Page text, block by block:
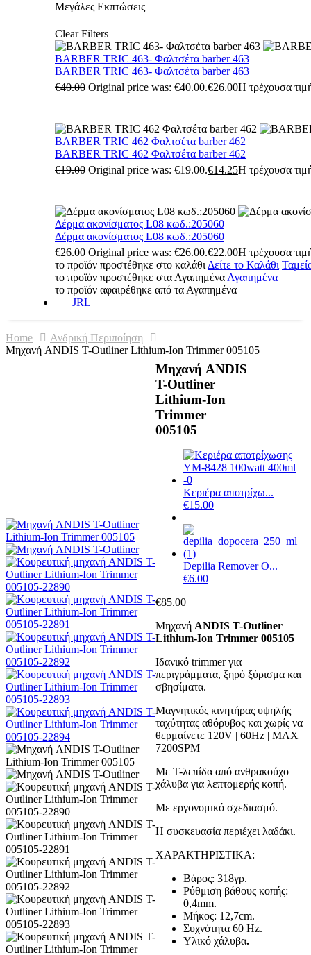
Μεγάλες Εκπτώσεις
Clear Filters
BARBER TRIC 463- Φαλτσέτα barber 463
BARBER TRIC 463- Φαλτσέτα barber 463
€40.00 Original price was: €40.00.€26.00Η τρέχουσα
BARBER TRIC 462 Φαλτσέτα barber 462
BARBER TRIC 462 Φαλτσέτα barber 462
€19.00 Original price was: €19.00.€14.25Η τρέχουσα
Δέρμα ακονίσματος L08 κωδ.:205060
Δέρμα ακονίσματος L08 κωδ.:205060
€26.00 Original price was: €26.00.€22.00Η τρέχουσα
το προϊόν προστέθηκε στο καλάθι Δείτε το Καλάθι
το προϊόν προστέθηκε στα Αγαπημένα Αγαπημένα
το προϊόν αφαιρέθηκε από τα Αγαπημένα
JRL
Home
Ανδρική Περιποίηση
Μηχανή ANDIS T-Outliner Lithium-Ion Trimmer 005105
Μηχανή ANDIS
T-Outliner
Lithium-Ion
Trimmer
005105
Κεριέρα αποτρίχω...
€15.00
Depilia Remover O...
€6.00
€85.00
Μηχανή ANDIS T-Outliner
Lithium-Ion Trimmer 005105
Ιδανικό trimmer για
περιγράμματα, ξηρό ξύρισμα και
σβησίματα.
Μαγνητικός κινητήρας υψηλής
ταχύτητας αθόρυβος και χωρίς να
θερμαίνετε 120V | 60Hz | MAX
7200SPM
Με Τ-λεπίδα από ανθρακούχο
χάλυβα για λεπτομερής κοπή.
Με εργονομικό σχεδιασμό.
Η συσκευασία περιέχει λαδάκι.
ΧΑΡΑΚΤΗΡΙΣΤΙΚΑ:
Βάρος: 318γρ.
Ρύθμιση βάθους κοπής:
0,4mm.
Μήκος: 12,7cm.
Συχνότητα 60 Hz.
Υλικό χάλυβα.